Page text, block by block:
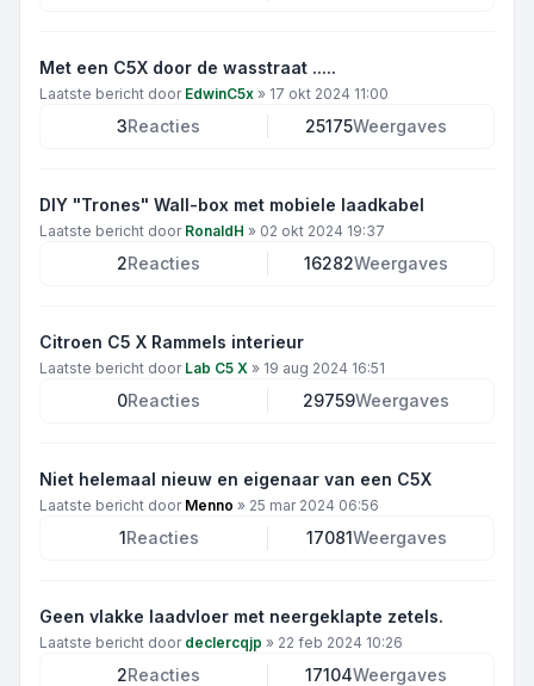
Met een C5X door de wasstraat .....
Laatste bericht door EdwinC5x » 17 okt 2024 11:00
3Reacties 25175Weergaves
DIY "Trones" Wall-box met mobiele laadkabel
Laatste bericht door RonaldH » 02 okt 2024 19:37
2Reacties 16282Weergaves
Citroen C5 X Rammels interieur
Laatste bericht door Lab C5 X » 19 aug 2024 16:51
0Reacties 29759Weergaves
Niet helemaal nieuw en eigenaar van een C5X
Laatste bericht door Menno » 25 mar 2024 06:56
1Reacties 17081Weergaves
Geen vlakke laadvloer met neergeklapte zetels.
Laatste bericht door declercqjp » 22 feb 2024 10:26
2Reacties 17104Weergaves